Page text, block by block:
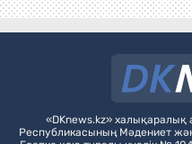
«DKnews.kz» халықаралық
Республикасының Мәдениет